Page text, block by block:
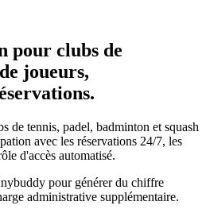
pour clubs de
joueurs,
de tennis, padel, badminton et squash
avec les réservations 24/7, les
d'accès automatisé.
pour générer du chiffre
administrative supplémentaire.